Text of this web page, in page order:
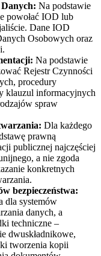
Na podstawie
powołać IOD lub
Dane IOD
Osobowych oraz
Na podstawie
Rejestr Czynności
procedury
klauzul informacyjnych
spraw
Dla każdego
prawną
publicznej najczęściej
a nie zgoda
konkretnych
bezpieczeństwa:
dla systemów
danych, a
techniczne –
dwuskładnikowe,
tworzenia kopii